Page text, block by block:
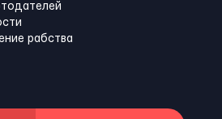
рабства